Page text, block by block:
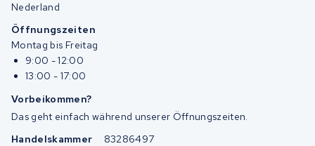
Nederland
Öffnungszeiten
Montag bis Freitag
9:00 - 12:00
13:00 - 17:00
Vorbeikommen?
Das geht einfach während unserer Öffnungszeiten.
Handelskammer
83286497